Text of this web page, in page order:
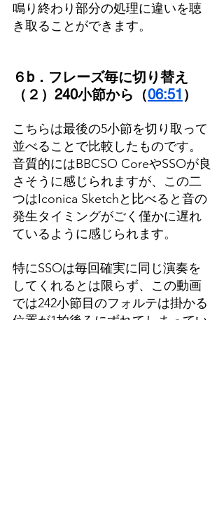
鳴り終わり部分の処理に違いを聴
き取ることができます。
６b．フレーズ毎に切り替え
（２）240小節から（06:51 ）
こちらは最後の5小節を切り取って
並べることで比較したものです。
音質的にはBBCSO CoreやSSOが良
さそうに感じられますが、この二
つはIconica Sketchと比べると音の
発生タイミングがごく僅かに遅れ
ているように感じられます。
特にSSOは毎回確実に同じ演奏を
してくれるとは限らず、この動画
では242小節目のフォルテは掛かる
位置が1拍後ろにずれてしまってい